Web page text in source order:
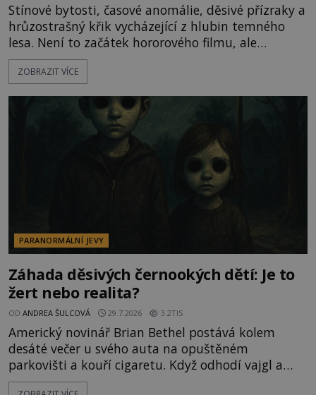
Stínové bytosti, časové anomálie, děsivé přízraky a
hrůzostrašný křik vycházející z hlubin temného
lesa. Není to začátek hororového filmu, ale
události, které popisují návštěvníci lesů, které jsou
označovány jako nejděsivější na světě. Lidé bydlící
vyhýbají! Už jste o těchto lesích slyšeli? A odvážili
byste se je navštívit? [gallery ids="17
ZOBRAZIT VÍCE
PARANORMÁLNÍ JEVY
Záhada děsivých černookých dětí: Je to
žert nebo realita?
OD ANDREA ŠULCOVÁ 29.7.2026 3.2TIS
Americký novinář Brian Bethel postává kolem
desáté večer u svého auta na opuštěném
parkovišti a kouří cigaretu. Když odhodí vajgl a
chystá se nastoupit do auta, přijdou k němu dva